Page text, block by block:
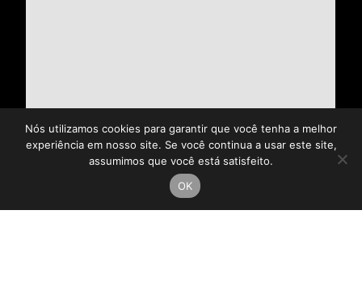
Nós utilizamos cookies para garantir que você tenha a melhor
experiência em nosso site. Se você continua a usar este site,
assumimos que você está satisfeito.
OK